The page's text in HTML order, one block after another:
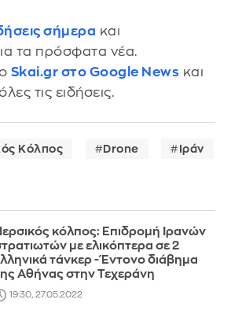
σήμερα και
τα πρόσφατα νέα.
Skai.gr στο Google News και
τις ειδήσεις.
Κόλπος Drone Ιράν
κόλπος: Επιδρομή Ιρανών
με ελικόπτερα σε 2
τάνκερ - Έντονο διάβημα
Αθήνας στην Τεχεράνη
19:30, 27.05.2022